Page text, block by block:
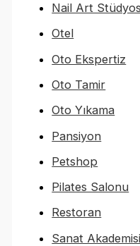
Nail Art
Otel
Oto Ekspertiz
Oto Tamir
Oto Yıkama
Pansiyon
Petshop
Pilates Salonu
Restoran
Sanat Akademisi